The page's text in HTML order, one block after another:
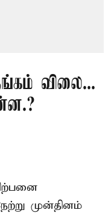
விலை...
முன்தினம்